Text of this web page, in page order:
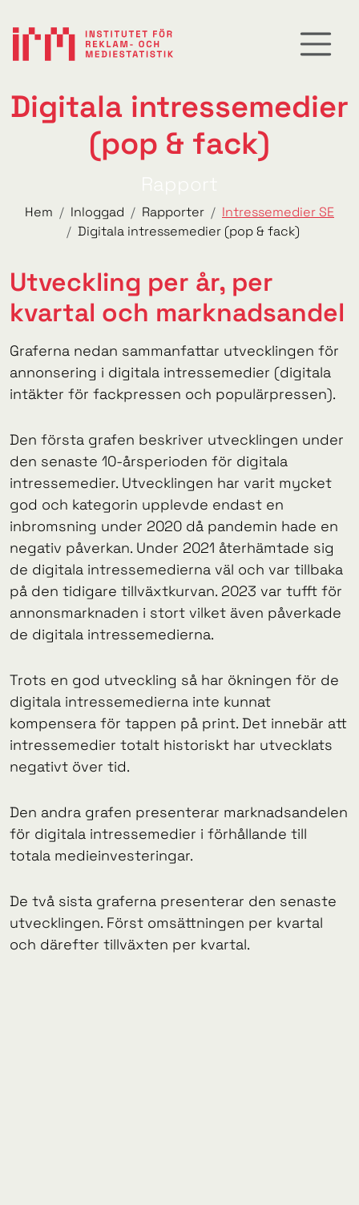
Digitala intressemedier
(pop & fack)
Hem Inloggad Rapporter
Intressemedier SE
Digitala intressemedier (pop & fack)
Utveckling per år, per
kvartal och marknadsandel
Graferna nedan sammanfattar utvecklingen för
annonsering i digitala intressemedier (digitala
intäkter för fackpressen och populärpressen).
Den första grafen beskriver utvecklingen under
den senaste 10-årsperioden för digitala
intressemedier. Utvecklingen har varit mycket
god och kategorin upplevde endast en
inbromsning under 2020 då pandemin hade en
negativ påverkan. Under 2021 återhämtade sig
de digitala intressemedierna väl och var tillbaka
på den tidigare tillväxtkurvan. 2023 var tufft för
annonsmarknaden i stort vilket även påverkade
de digitala intressemedierna.
Trots en god utveckling så har ökningen för de
digitala intressemedierna inte kunnat
kompensera för tappen på print. Det innebär att
intressemedier totalt historiskt har utvecklats
negativt över tid.
Den andra grafen presenterar marknadsandelen
för digitala intressemedier i förhållande till
totala medieinvesteringar.
De två sista graferna presenterar den senaste
utvecklingen. Först omsättningen per kvartal
och därefter tillväxten per kvartal.